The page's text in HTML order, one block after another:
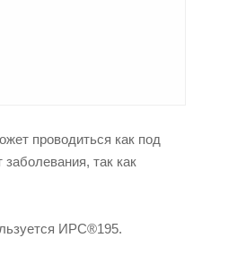
проводиться как под
так как
ИРС®195.